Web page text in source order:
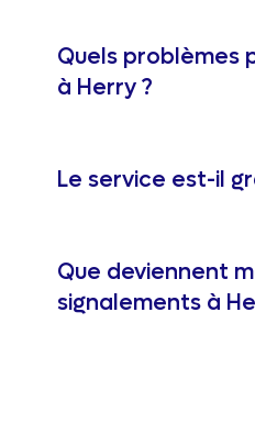
Quels problèmes
à Herry ?
Le service est-il
Que deviennent
signalements à